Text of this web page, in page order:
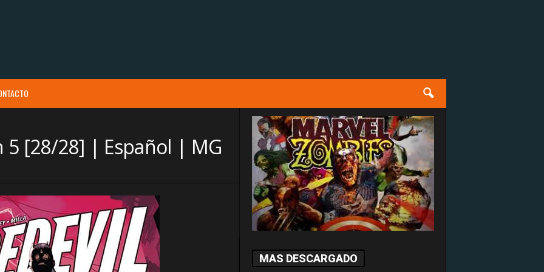
5 [28/28] | Español | MG
MAS DESCARGADO